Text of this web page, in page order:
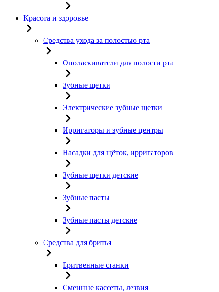
Красота и здоровье
Средства ухода за полостью рта
Ополаскиватели для полости рта
Зубные щетки
Электрические зубные щетки
Ирригаторы и зубные центры
Насадки для щёток, ирригаторов
Зубные щетки детские
Зубные пасты
Зубные пасты детские
Средства для бритья
Бритвенные станки
Сменные кассеты, лезвия